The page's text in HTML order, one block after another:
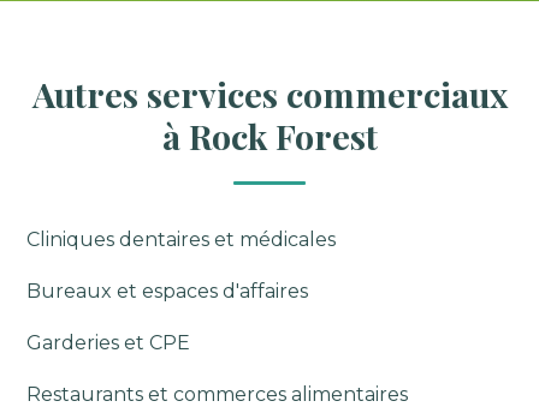
Autres services commerciaux
à Rock Forest
Cliniques dentaires et médicales
Bureaux et espaces d'affaires
Garderies et CPE
Restaurants et commerces alimentaires